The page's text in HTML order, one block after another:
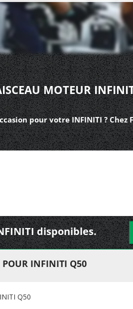
MOTEUR
pour votre INFINITI ?
disponibles.
POUR INFINITI Q50
Q50